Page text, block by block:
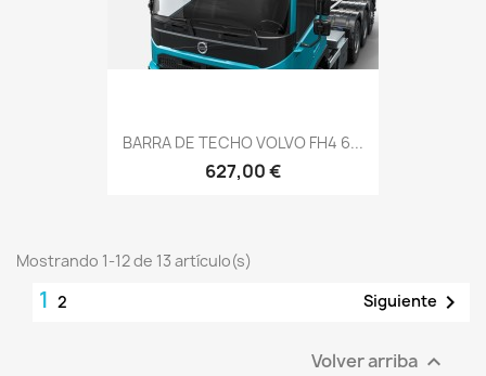
BARRA DE TECHO VOLVO FH4 6...
627,00 €
Mostrando 1-12 de 13 artículo(s)
1 2 Siguiente 
Volver arriba 